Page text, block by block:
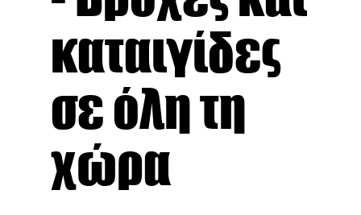
καταιγίδες
σε όλη τη
χώρα